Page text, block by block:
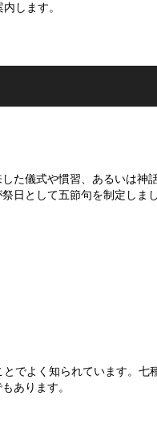
します。
た儀式や慣習、あるいは神
日として五節句を制定しまし
でよく知られています。七
あります。